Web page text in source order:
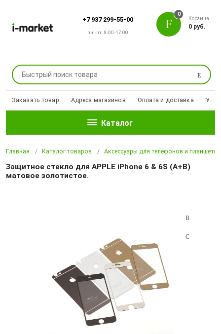
+7 937 299-55-00
пн.-пт. 8:00-17:00
Поиск
0
Корзина
0 руб.
Заказать товар Адреса магазинов Оплата и доставка
Каталог
Главная Каталог товаров Аксессуары для телефонов и планшетов
Защитное стекло для APPLE iPhone 6 & 6S (A+B)
матовое золотистое.